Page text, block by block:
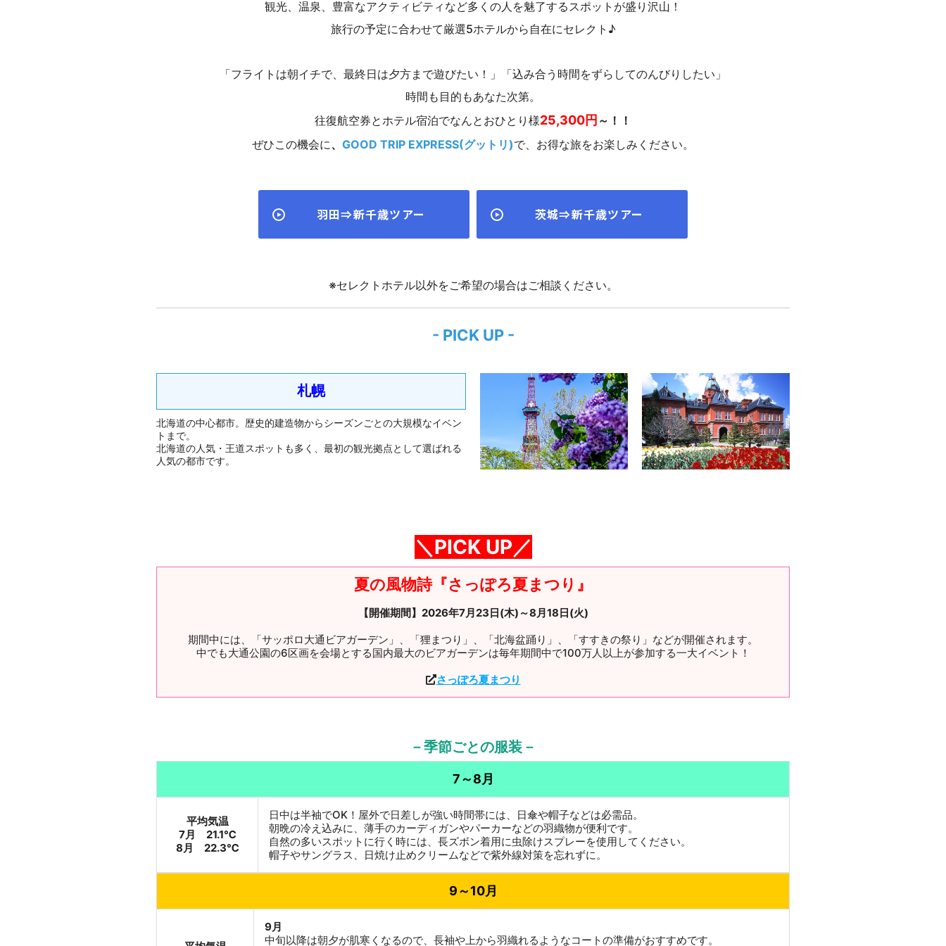
観光、温泉、豊富なアクティビティなど多くの人を魅了するスポットが盛り沢山！
旅行の予定に合わせて厳選5ホテルから自在にセレクト♪
「フライトは朝イチで、最終日は夕方まで遊びたい！」「込み合う時間をずらしてのんびりしたい」
時間も目的もあなた次第。
往復航空券とホテル宿泊でなんとおひとり様25,300円 ～！！
ぜひこの機会に、 GOOD TRIP EXPRESS(グットリ)で、お得な旅をお楽しみください。
羽田⇒新千歳ツアー 茨城⇒新千歳ツアー
※セレクトホテル以外をご希望の場合はご相談ください。
- PICK UP -
札幌
北海道の中心都市。歴史的建造物からシーズンごとの大規模なイベン
トまで。
北海道の人気・王道スポットも多く、最初の観光拠点として選ばれる
人気の都市です。
＼PICK UP／
夏の風物詩『さっぽろ夏まつり』
【開催期間】2026年7月23日(木)～8月18日(火)
期間中には、「サッポロ大通ビアガーデン」、「狸まつり」、「北海盆踊り」、「すすきの祭り」などが開催されます。
中でも大通公園の6区画を会場とする国内最大のビアガーデンは毎年期間中で100万人以上が参加する一大イベント！
さっぽろ夏まつり
－季節ごとの服装－
7～8月
平均気温
7月 21.1℃
8月 22.3℃
日中は半袖でOK！屋外で日差しが強い時間帯には、日傘や帽子などは必需品。
朝晩の冷え込みに、薄手のカーディガンやパーカーなどの羽織物が便利です。
自然の多いスポットに行く時には、長ズボン着用に虫除けスプレーを使用してください。
帽子やサングラス、日焼け止めクリームなどで紫外線対策を忘れずに。
9～10月
9月
中旬以降は朝夕が肌寒くなるので、長袖や上から羽織れるようなコートの準備がおすすめです。